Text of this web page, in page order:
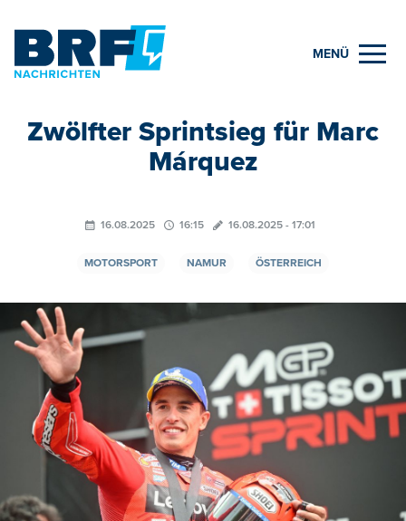
MENÜ
Zwölfter Sprintsieg für Marc
Márquez
16.08.2025 16:15 16.08.2025 - 17:01
MOTORSPORT NAMUR ÖSTERREICH